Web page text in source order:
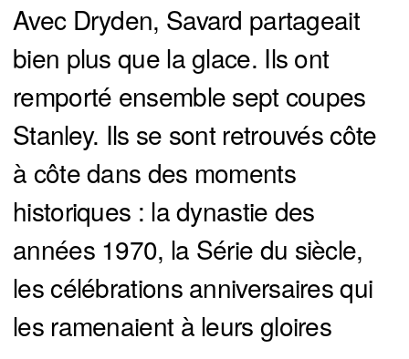
Avec Dryden, Savard partageait
bien plus que la glace. Ils ont
remporté ensemble sept coupes
Stanley. Ils se sont retrouvés côte
à côte dans des moments
historiques : la dynastie des
années 1970, la Série du siècle,
les célébrations anniversaires qui
les ramenaient à leurs gloires